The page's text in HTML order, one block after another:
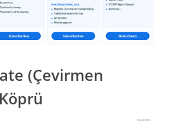
(Çevirmen